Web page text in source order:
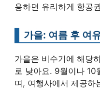
용하면 유리하게 항공
가을: 여름 후 여
가을은 비수기에 해당
로 낮아요. 9월이나 10
며, 여행사에서 제공하